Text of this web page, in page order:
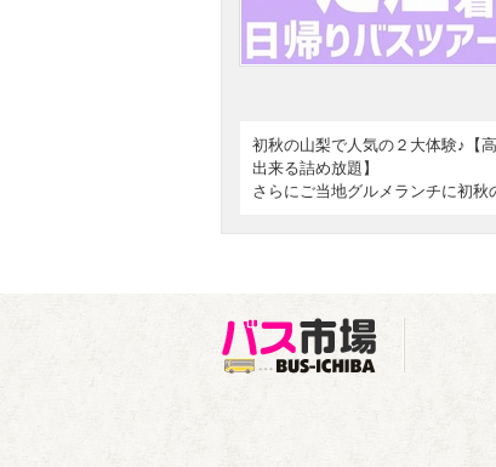
初秋の山梨で人気の２大体験♪【
出来る詰め放題】
さらにご当地グルメランチに初秋